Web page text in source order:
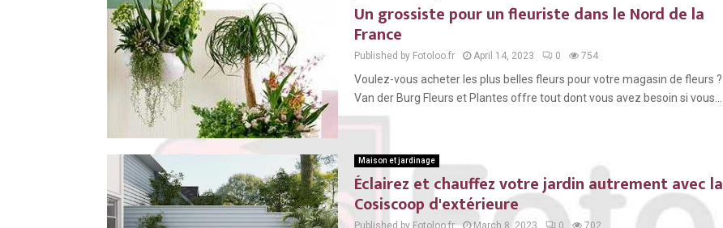
Un grossiste pour un fleuriste dans le Nord de la
France
Published by Fotoloo.fr April 14, 2023 0 754
Voulez-vous acheter les plus belles fleurs pour votre magasin de fleurs ?
Van der Burg Fleurs et Plantes offre tout dont vous avez besoin si vous...
Maison et jardinage
Éclairez et chauffez votre jardin autrement avec la
Cosiscoop d'extérieure
Published by Fotoloo.fr March 8, 2023 0 702